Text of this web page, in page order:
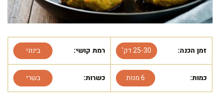
זמן הכנה: 25-30 דק' רמת קושי: בינוני
כמות: 6 מנות כשרות: בשרי